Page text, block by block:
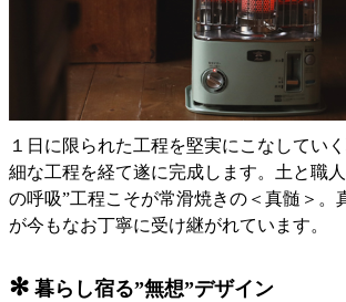
１日に限られた工程を堅実にこなしてい
細な工程を経て遂に完成します。土と職
の呼吸”工程こそが常滑焼きの＜真髄＞。
が今もなお丁寧に受け継がれています。
✻ 暮らし宿る”無想”デザイン